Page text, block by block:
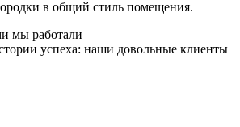
в общий стиль помещения.
мы работали
успеха: наши довольные клиенты